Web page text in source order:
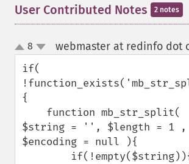
User Contributed Notes 2 notes
up
down
8 webmaster at redinfo dot
if(
{
$string = '', $length = 1 ,
$encoding = null ){